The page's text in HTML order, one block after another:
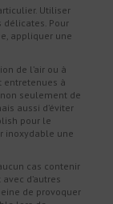
Utiliser
délicates. Pour
appliquer une
de l’air ou à
entretenues à
seulement de
aussi d’éviter
pour le
inoxydable une
cas contenir
d’autres
de provoquer